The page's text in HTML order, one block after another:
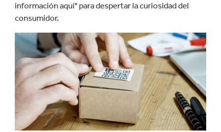
información aquí" para despertar la curiosidad del
consumidor.